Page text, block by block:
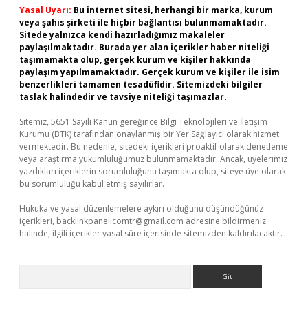
Yasal Uyarı: Bu internet sitesi, herhangi bir marka, kurum
veya şahıs şirketi ile hiçbir bağlantısı bulunmamaktadır.
Sitede yalnızca kendi hazırladığımız makaleler
paylaşılmaktadır. Burada yer alan içerikler haber niteliği
taşımamakta olup, gerçek kurum ve kişiler hakkında
paylaşım yapılmamaktadır. Gerçek kurum ve kişiler ile isim
benzerlikleri tamamen tesadüfidir. Sitemizdeki bilgiler
taslak halindedir ve tavsiye niteliği taşımazlar.
Sitemiz, 5651 Sayılı Kanun gereğince Bilgi Teknolojileri ve İletişim
Kurumu (BTK) tarafından onaylanmış bir Yer Sağlayıcı olarak hizmet
vermektedir. Bu nedenle, sitedeki içerikleri proaktif olarak denetleme
veya araştırma yükümlülüğümüz bulunmamaktadır. Ancak, üyelerimiz
yazdıkları içeriklerin sorumluluğunu taşımakta olup, siteye üye olarak
bu sorumluluğu kabul etmiş sayılırlar.
Hukuka ve yasal düzenlemelere aykırı olduğunu düşündüğünüz
içerikleri, backlinkpanelicomtr@gmail.com adresine bildirmeniz
halinde, ilgili içerikler yasal süre içerisinde sitemizden kaldırılacaktır.